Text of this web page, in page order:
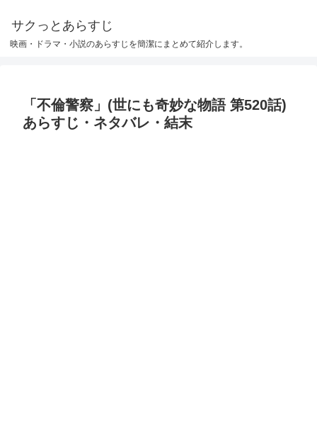
サクっとあらすじ
映画・ドラマ・小説のあらすじを簡潔にまとめて紹介します。
「不倫警察」(世にも奇妙な物語 第520話)
あらすじ・ネタバレ・結末